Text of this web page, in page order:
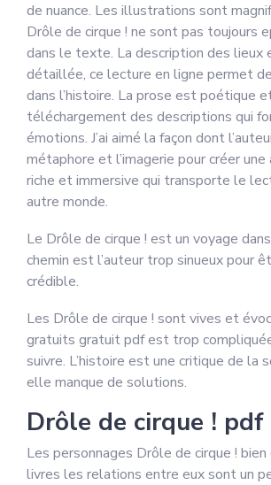
de nuance. Les illustrations sont
Drôle de cirque ! ne sont pas toujours
dans le texte. La description des lieux
détaillée, ce lecture en ligne permet
dans l’histoire. La prose est poétique
téléchargement des descriptions qui
émotions. J’ai aimé la façon dont
métaphore et l’imagerie pour créer
riche et immersive qui transporte le
autre monde.
Le Drôle de cirque ! est un voyage
chemin est l’auteur trop sinueux pour
crédible.
Les Drôle de cirque ! sont vives et
gratuits gratuit pdf est trop
suivre. L’histoire est une critique de la
elle manque de solutions.
Drôle de cirque ! pdf
Les personnages Drôle de cirque !
livres les relations entre eux sont un